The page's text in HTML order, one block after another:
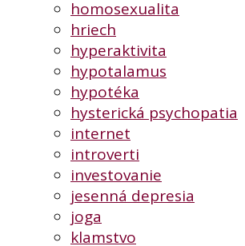
homosexualita
hriech
hyperaktivita
hypotalamus
hypotéka
hysterická psychopatia
internet
introverti
investovanie
jesenná depresia
joga
klamstvo